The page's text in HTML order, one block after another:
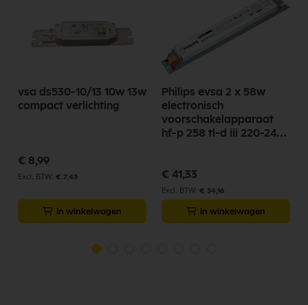
vsa ds530-10/13 10w 13w
compact verlichting
€ 8,99
€ 7,43
In winkelwagen
Philips evsa 2 x 58w
electronisch
voorschakelapparaat
hf-p 258 tl-d iii 220-240v
€ 41,33
€ 34,16
In winkelwagen